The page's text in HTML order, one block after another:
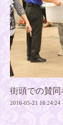
街頭での賛
2016-05-21 16:24:24